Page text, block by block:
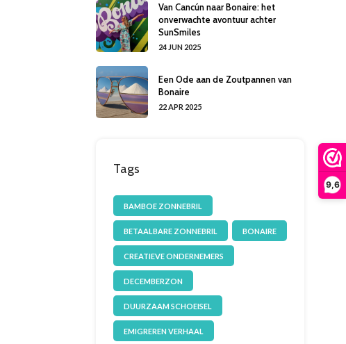
9,6
Van Cancún naar Bonaire: het
onverwachte avontuur achter
SunSmiles
24 JUN 2025
Een Ode aan de Zoutpannen van
Bonaire
22 APR 2025
Tags
BAMBOE ZONNEBRIL
BETAALBARE ZONNEBRIL BONAIRE
CREATIEVE ONDERNEMERS
DECEMBERZON
DUURZAAM SCHOEISEL
EMIGREREN VERHAAL